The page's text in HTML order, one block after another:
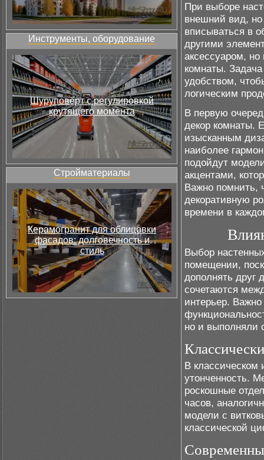
Инструменты, оборудование
Шуруповёрт с регулировкой
крутящего момента
Стройматериалы
Керамогранит для облицовки
фасадов: долговечность и
стиль
При выборе
внешний вид,
вписываться в
другими
аксессуаром,
комнаты.
удобством,
логическим
В первую
декор комнаты.
изысканным
наиболее
подойдут
акцентами,
Важно помнить,
декоративную
времени в
Выбор
помещении,
дополнять друг
сочетаются
интерьер.
но и выполняли
В классическом
утонченность.
роскошные
часов,
модели с
классической